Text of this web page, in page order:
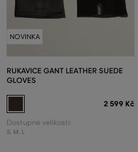
NOVINKA
RUKAVICE GANT LEATHER SUEDE
GLOVES
2 599 Kč
Dostupné velikosti:
S, M, L